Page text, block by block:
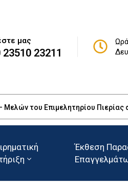
μας
23510 23211
του Επιμελητηρίου Πιερίας
Έκθεση